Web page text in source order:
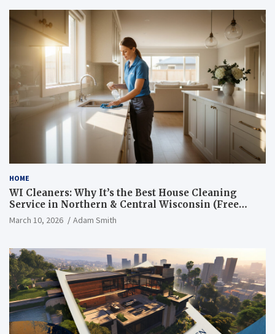
HOME
WI Cleaners: Why It’s the Best House Cleaning
Service in Northern & Central Wisconsin (Free
Consultation + Quote)
March 10, 2026 Adam Smith